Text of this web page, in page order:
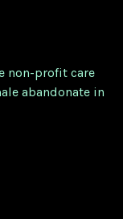
non-profit care
abandonate in